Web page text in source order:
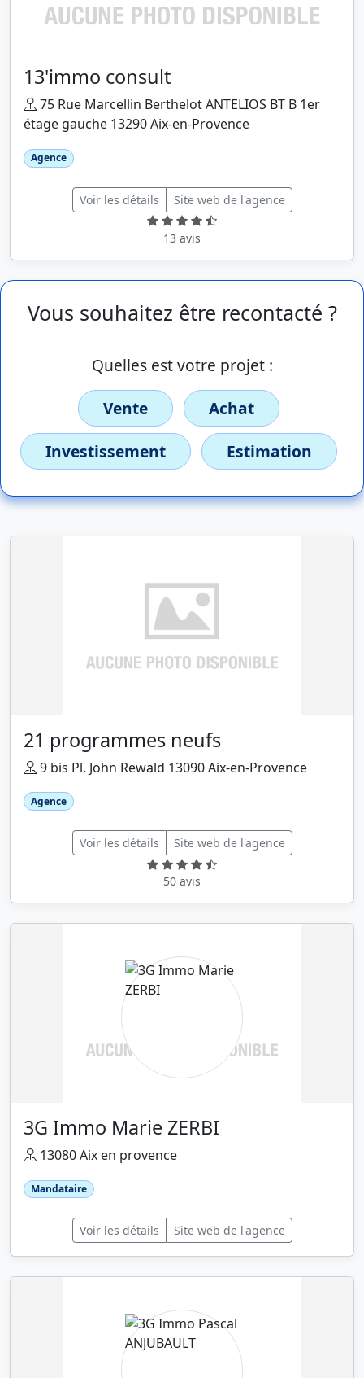
13'immo consult
75 Rue Marcellin Berthelot ANTELIOS BT B 1er
étage gauche 13290 Aix-en-Provence
Agence
Voir les détails Site web de l'agence
13 avis
Vous souhaitez être recontacté ?
Quelles est votre projet :
Vente
Achat
Investissement
Estimation
21 programmes neufs
9 bis Pl. John Rewald 13090 Aix-en-Provence
Agence
Voir les détails Site web de l'agence
50 avis
3G Immo Marie ZERBI
13080 Aix en provence
Mandataire
Voir les détails Site web de l'agence